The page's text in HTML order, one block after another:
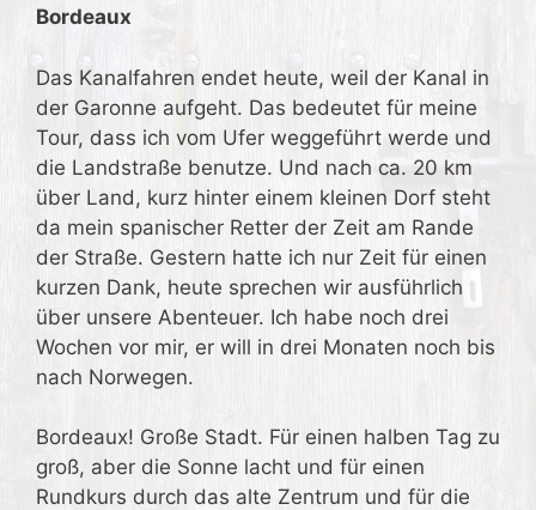
Bordeaux
Das Kanalfahren endet heute, weil der Kanal in
der Garonne aufgeht. Das bedeutet für meine
Tour, dass ich vom Ufer weggeführt werde und
die Landstraße benutze. Und nach ca. 20 km
über Land, kurz hinter einem kleinen Dorf steht
da mein spanischer Retter der Zeit am Rande
der Straße. Gestern hatte ich nur Zeit für einen
kurzen Dank, heute sprechen wir ausführlich
über unsere Abenteuer. Ich habe noch drei
Wochen vor mir, er will in drei Monaten noch bis
nach Norwegen.
Bordeaux! Große Stadt. Für einen halben Tag zu
groß, aber die Sonne lacht und für einen
Rundkurs durch das alte Zentrum und für die